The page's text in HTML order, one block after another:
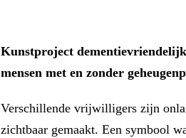
Kunstproject
mensen met en zonder
Verschillende vrijwilligers zijn
zichtbaar gemaakt. Een symbool